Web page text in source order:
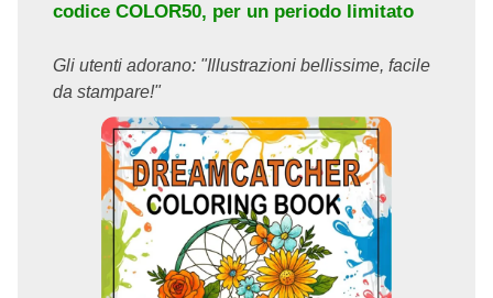
codice COLOR50, per un periodo limitato
Gli utenti adorano: "Illustrazioni bellissime, facile
da stampare!"